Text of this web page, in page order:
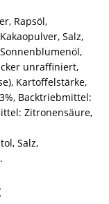
Rapsöl,
Salz,
unraffiniert,
Kartoffelstärke,
Backtriebmittel:
Zitronensäure,
Salz,